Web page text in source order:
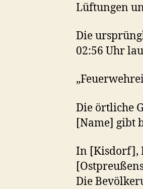
Lüftungen
Die
02:56 Uhr
Die örtliche
[Name] gibt
In [Kisdorf],
Die